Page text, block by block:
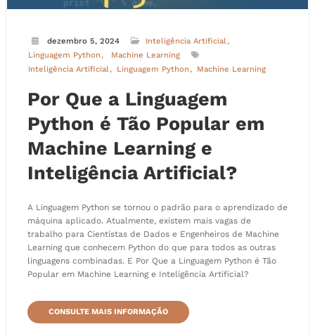
dezembro 5, 2024
Inteligência Artificial
Linguagem Python
Machine Learning
Inteligência Artificial
Linguagem Python Machine Learning
Por Que a Linguagem
Python é Tão Popular em
Machine Learning e
Inteligência Artificial?
A Linguagem Python se tornou o padrão para o aprendizado de
máquina aplicado. Atualmente, existem mais vagas de
trabalho para Cientistas de Dados e Engenheiros de Machine
Learning que conhecem Python do que para todos as outras
linguagens combinadas. E Por Que a Linguagem Python é Tão
Popular em Machine Learning e Inteligência Artificial?
CONSULTE MAIS INFORMAÇÃO